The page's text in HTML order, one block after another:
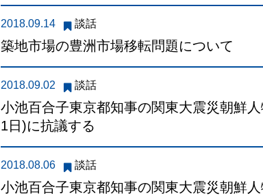
2018.09.14 談話
築地市場の豊洲市場移転問題について
2018.09.02 談話
小池百合子東京都知事の関東大震災朝鮮
1日)に抗議する
2018.08.06 談話
小池百合子東京都知事の関東大震災朝鮮